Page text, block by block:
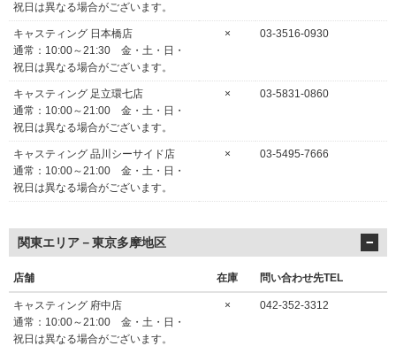
祝日は異なる場合がございます。
キャスティング 日本橋店
通常：10:00～21:30 金・土・日・
祝日は異なる場合がございます。
× 03-3516-0930
キャスティング 足立環七店
通常：10:00～21:00 金・土・日・
祝日は異なる場合がございます。
× 03-5831-0860
キャスティング 品川シーサイド店
通常：10:00～21:00 金・土・日・
祝日は異なる場合がございます。
× 03-5495-7666
関東エリア－東京多摩地区
店舗 在庫 問い合わせ先TEL
キャスティング 府中店
通常：10:00～21:00 金・土・日・
祝日は異なる場合がございます。
× 042-352-3312